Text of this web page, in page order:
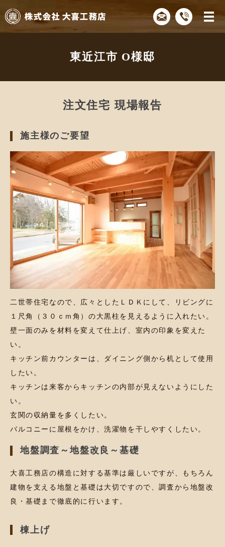
東近江市 O様邸
注文住宅 現場報告
施主様のご要望
二世帯住宅なので、広々としたＬＤＫにして、リビングに
１尺角（３０ｃｍ角）の大黒柱を見えるように入れたい。
壁一面のみを材料を変えて仕上げ、室内の印象を変えた
い。
キッチン前カウンターは、ダイニング側から机として使用
したい。
キッチンは来客からキッチンの内部が見えないようにした
い。
玄関の収納量を多くしたい。
バルコニーに屋根をかけ、洗濯物を干しやすくしたい。
地盤調査～地盤改良～基礎
大喜工務店の構造に対する基準は厳しいですが、もちろん
建物を支える地盤と基礎は大切ですので、調査から地盤改
良・基礎まで徹底的に行います。
棟上げ